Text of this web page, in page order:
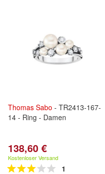
Thomas Sabo - TR2413-167-
14 - Ring - Damen
138,60 €
Kostenloser Versand
1